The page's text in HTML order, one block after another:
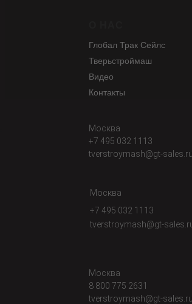
Глобал Трак Сейлс
Тверьстроймаш
Видео
Контакты
Москва
+7 495 032 1113
tverstroymash@gt-sales.ru
Москва
+7 495 032 1113
tverstroymash@gt-
Москва
8 800 775 2631
tverstroymash@gt-sales.ru